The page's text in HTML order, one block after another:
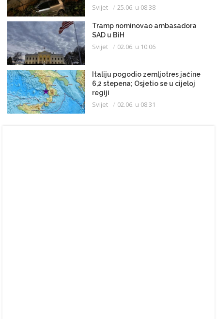
Svijet 25.06. u 08:38
Tramp nominovao ambasadora
SAD u BiH
Svijet 02.06. u 10:06
Italiju pogodio zemljotres jačine
6,2 stepena; Osjetio se u cijeloj
regiji
Svijet 02.06. u 08:31